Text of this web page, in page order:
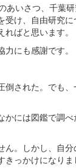
いさつ、千葉
け、自由研究に
ばと思います。
にも感謝です。
された。でも
には図鑑で調
。しかし、自
っかけになりま